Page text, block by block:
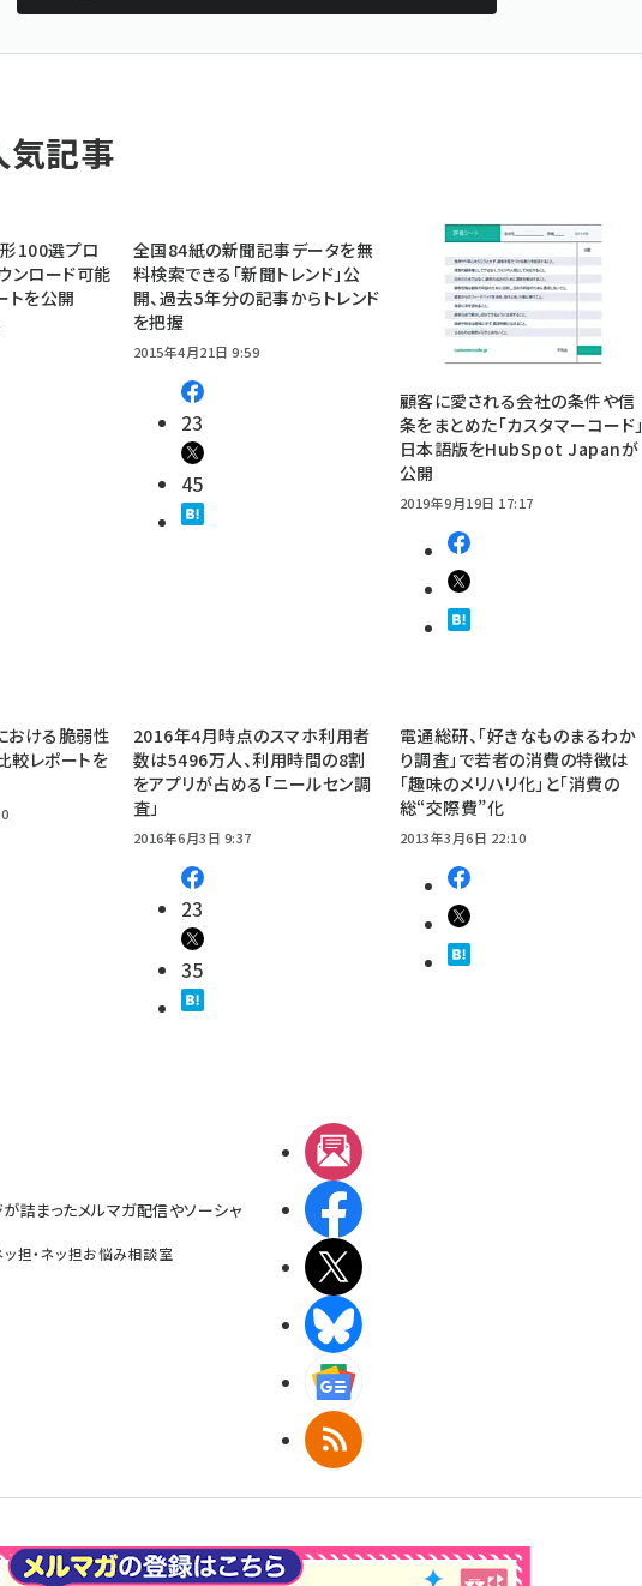
気記事
形100選プロ
ンロード可能
トを公開
全国84紙の新聞記事データを無
料検索できる「新聞トレンド」公
開、過去5年分の記事からトレンド
を把握
2015年4月21日 9:59
23
45
顧客に愛される会社の条件や信
条をまとめた「カスタマーコード」
日本語版をHubSpot Japanが
公開
2019年9月19日 17:17
おける脆弱性
較レポートを
2016年4月時点のスマホ利用者
数は5496万人、利用時間の8割
をアプリが占める「ニールセン調
査」
2016年6月3日 9:37
23
35
電通総研、「好きなものまるわか
り調査」で若者の消費の特徴は
「趣味のメリハリ化」と「消費の
総“交際費”化
2013年3月6日 22:10
詰まったメルマガ配信やソーシャ
ッ担・ネッ担お悩み相談室
RSS